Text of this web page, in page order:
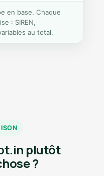
en base. Chaque
: SIREN,
au total.
plutôt
?